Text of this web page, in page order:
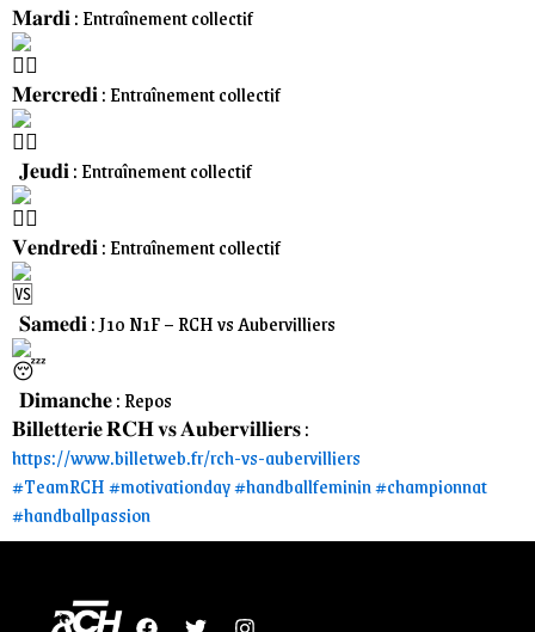
𝐌𝐚𝐫𝐝𝐢 : Entraînement collectif
𝐌𝐞𝐫𝐜𝐫𝐞𝐝𝐢 : Entraînement collectif
𝐉𝐞𝐮𝐝𝐢 : Entraînement collectif
𝐕𝐞𝐧𝐝𝐫𝐞𝐝𝐢 : Entraînement collectif
𝐒𝐚𝐦𝐞𝐝𝐢 : J10 N1F – RCH vs Aubervilliers
𝐃𝐢𝐦𝐚𝐧𝐜𝐡𝐞 : Repos
𝐁𝐢𝐥𝐥𝐞𝐭𝐭𝐞𝐫𝐢𝐞 𝐑𝐂𝐇 𝐯𝐬 𝐀𝐮𝐛𝐞𝐫𝐯𝐢𝐥𝐥𝐢𝐞𝐫𝐬 :
https://www.billetweb.fr/rch-vs-aubervilliers
#TeamRCH#motivationday#handballfeminin#championnat
#handballpassion
F
T
I